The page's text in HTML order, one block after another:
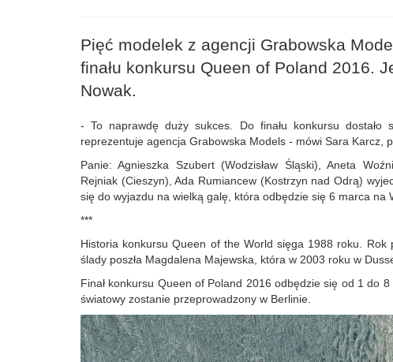
Pięć modelek z agencji Grabowska
finału konkursu Queen of Poland 2016.
Nowak.
- To naprawdę duży sukces. Do finału konkursu
reprezentuje agencja Grabowska Models - mówi Sara Karcz,
Panie: Agnieszka Szubert (Wodzisław Śląski), Aneta
Rejniak (Cieszyn), Ada Rumiancew (Kostrzyn nad Odrą)
się do wyjazdu na wielką galę, która odbędzie się 6 marca na
***
Historia konkursu Queen of the World sięga 1988 roku.
ślady poszła Magdalena Majewska, która w 2003 roku w
Finał konkursu Queen of Poland 2016 odbędzie się od 1 do
światowy zostanie przeprowadzony w Berlinie.